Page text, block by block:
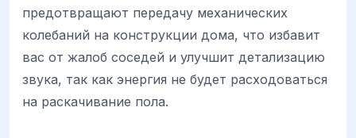
предотвращают передачу механических
колебаний на конструкции дома, что избавит
вас от жалоб соседей и улучшит детализацию
звука, так как энергия не будет расходоваться
на раскачивание пола.